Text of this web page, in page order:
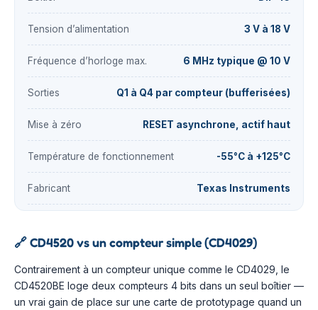
Tension d’alimentation 3 V à 18 V
Fréquence d’horloge max. 6 MHz typique @ 10 V
Sorties Q1 à Q4 par compteur (bufferisées)
Mise à zéro RESET asynchrone, actif haut
Température de fonctionnement -55°C à +125°C
Fabricant Texas Instruments
🔗CD4520 vs un compteur simple (CD4029)
Contrairement à un compteur unique comme le CD4029, le
CD4520BE loge deux compteurs 4 bits dans un seul boîtier —
un vrai gain de place sur une carte de prototypage quand un